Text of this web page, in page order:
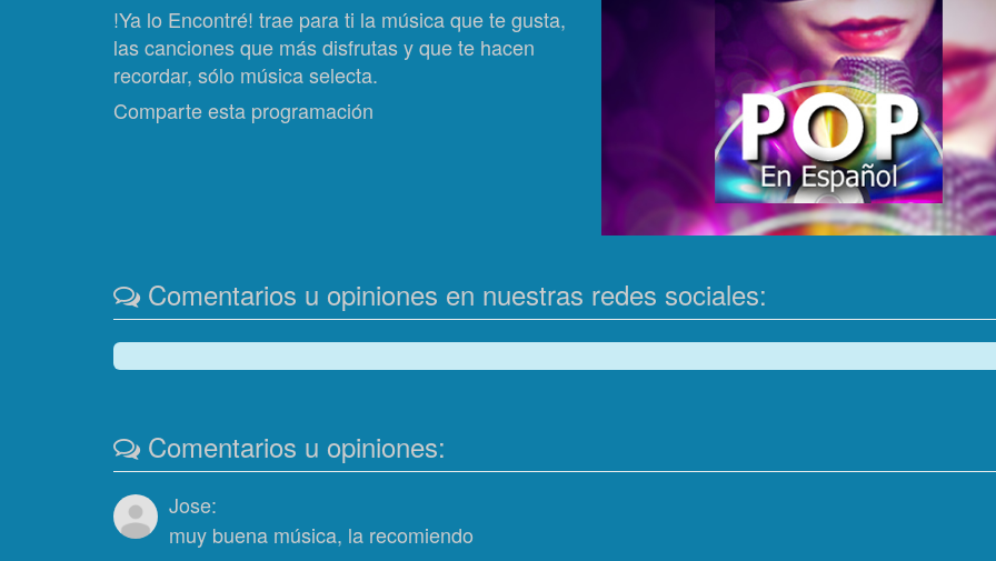
!Ya lo Encontré! trae para ti la música que te gusta,
las canciones que más disfrutas y que te hacen
recordar, sólo música selecta.
Comparte esta programación
Comentarios u opiniones en nuestras redes sociales:
Comentarios u opiniones:
Jose:
muy buena música, la recomiendo